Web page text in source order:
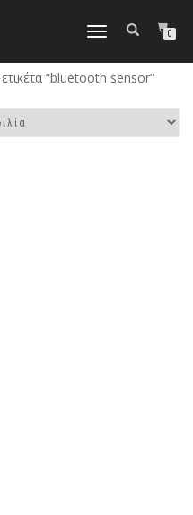
ΕΝΑΛΛΑΓΉ
0
“bluetooth sensor”